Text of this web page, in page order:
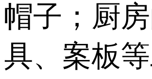
帽子；厨
具、案板